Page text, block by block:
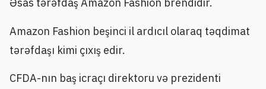
Əsas tərəfdaş Amazon Fashion brendidir.
Amazon Fashion beşinci il ardıcıl olaraq təqdimat
tərəfdaşı kimi çıxış edir.
CFDA-nın baş icraçı direktoru və prezidenti